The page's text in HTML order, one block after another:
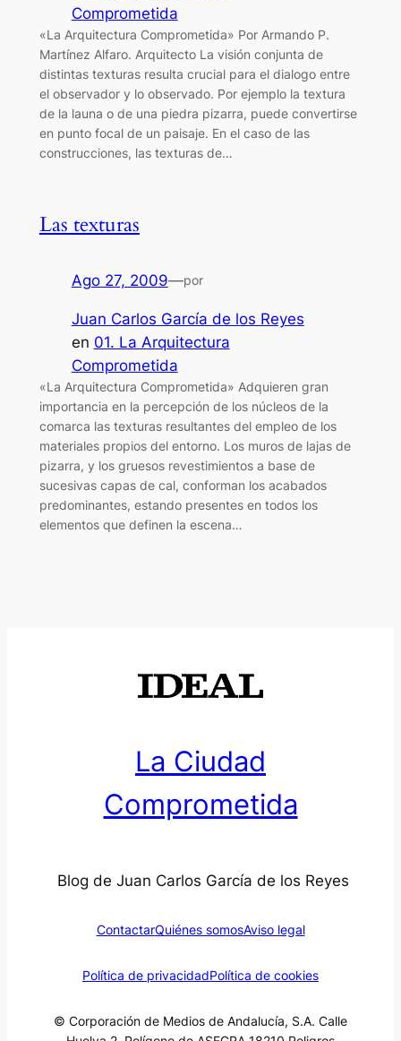
Comprometida
«La Arquitectura Comprometida» Por Armando P.
Martínez Alfaro. Arquitecto La visión conjunta de
distintas texturas resulta crucial para el dialogo entre
el observador y lo observado. Por ejemplo la textura
de la launa o de una piedra pizarra, puede convertirse
en punto focal de un paisaje. En el caso de las
construcciones, las texturas de…
Las texturas
Ago 27, 2009—por
Juan Carlos García de los Reyes
en 01. La Arquitectura
Comprometida
«La Arquitectura Comprometida» Adquieren gran
importancia en la percepción de los núcleos de la
comarca las texturas resultantes del empleo de los
materiales propios del entorno. Los muros de lajas de
pizarra, y los gruesos revestimientos a base de
sucesivas capas de cal, conforman los acabados
predominantes, estando presentes en todos los
elementos que definen la escena…
La Ciudad
Comprometida
Blog de Juan Carlos García de los Reyes
ContactarQuiénes somosAviso legal
Política de privacidadPolítica de cookies
© Corporación de Medios de Andalucía, S.A. Calle